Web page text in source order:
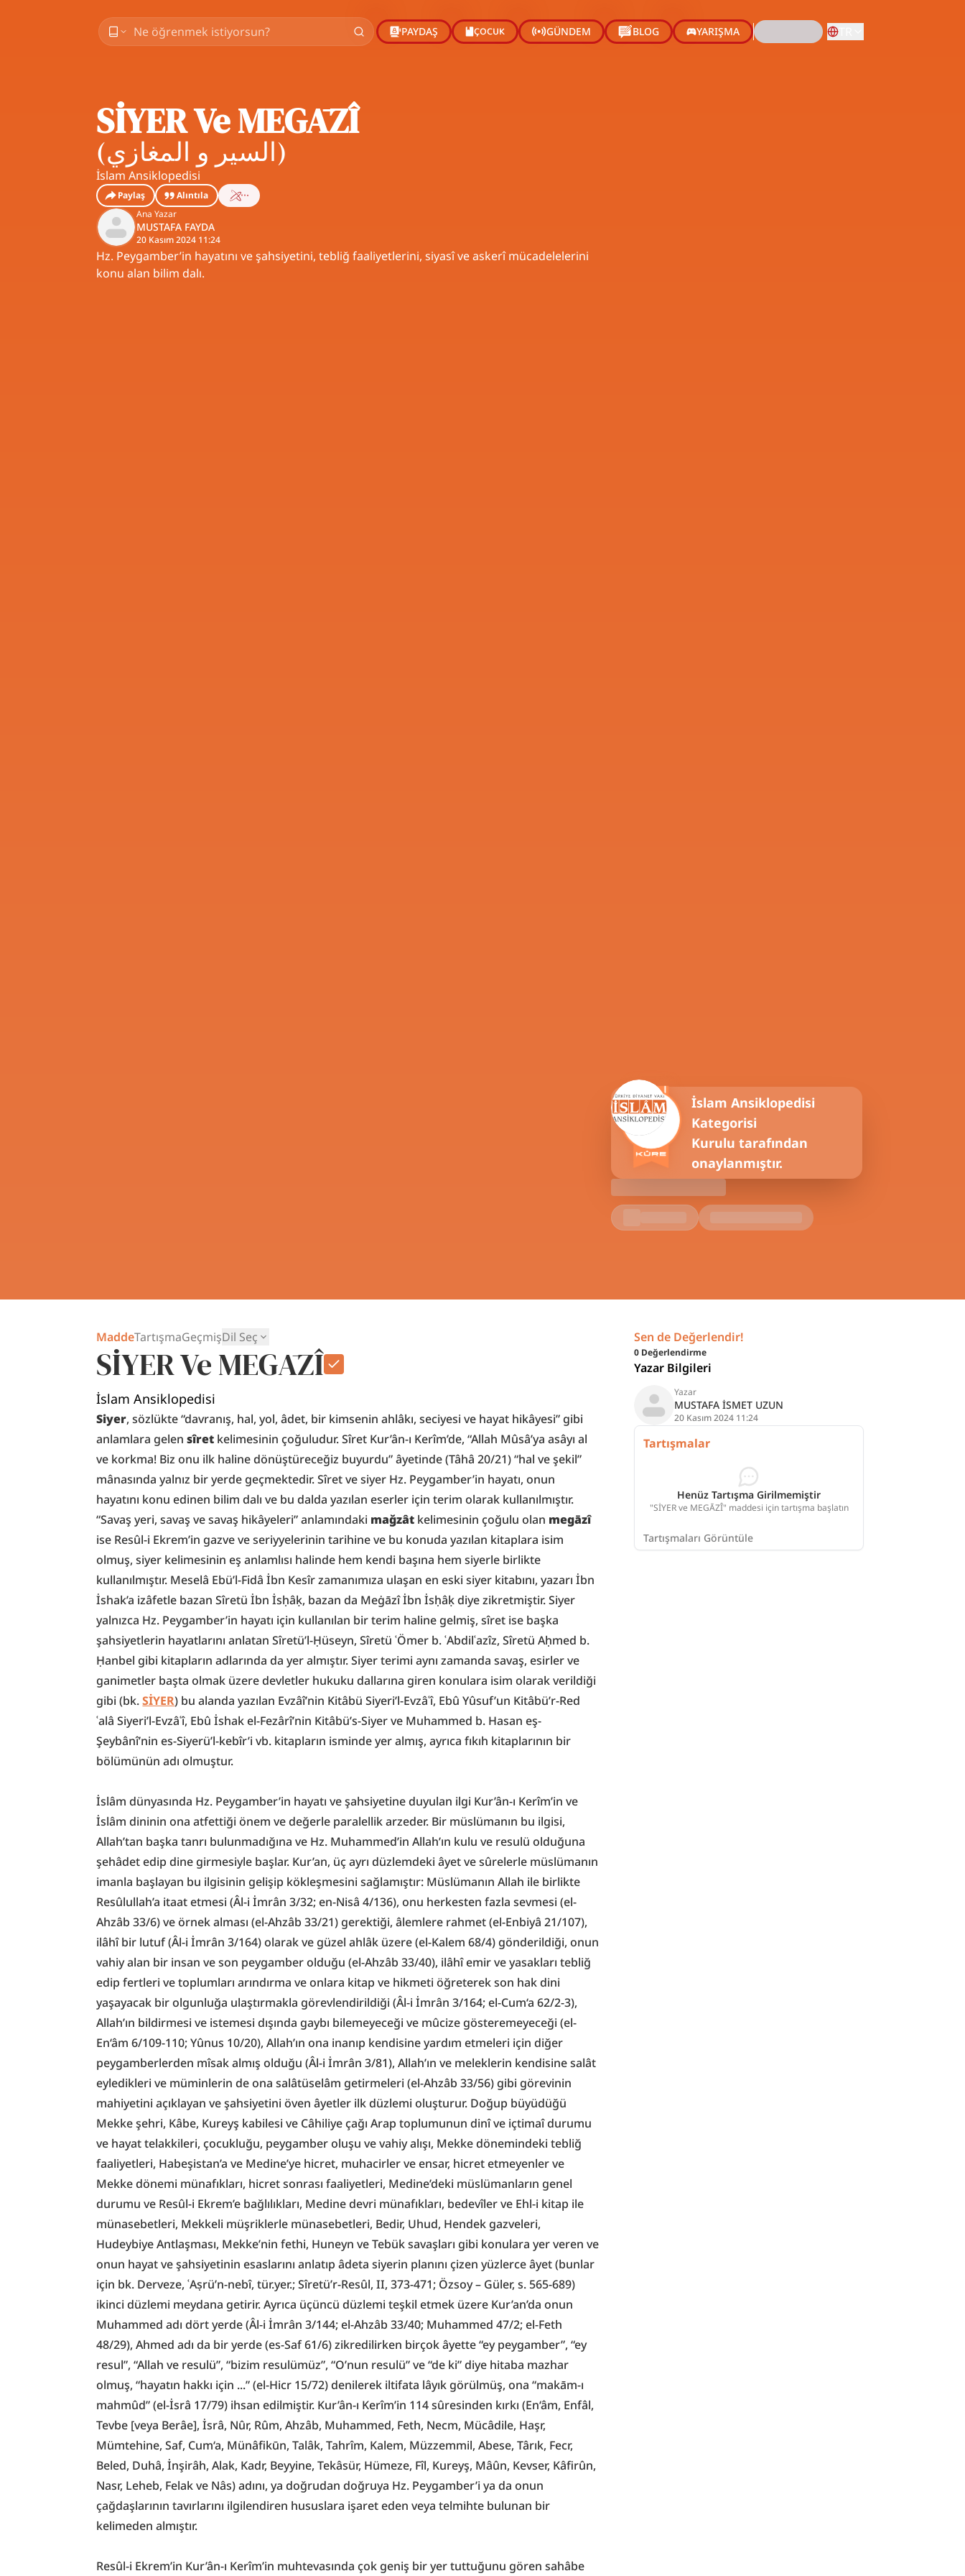
PAYDAŞ ÇOCUK GÜNDEM BLOG YARIŞMA
SİYER Ve MEGĀZÎ
(السير و المغازي)
İslam Ansiklopedisi
Paylaş
Alıntıla
Ana Yazar
MUSTAFA FAYDA
20 Kasım 2024 11:24
Hz. Peygamber’in hayatını ve şahsiyetini, tebliğ faaliyetlerini, siyasî ve askerî mücadelelerini
konu alan bilim dalı.
İslam Ansiklopedisi
Kategorisi
Kurulu tarafından
onaylanmıştır.
MaddeTartışmaGeçmişDil Seç
SİYER Ve MEGĀZÎ
İslam Ansiklopedisi
Siyer, sözlükte “davranış, hal, yol, âdet, bir kimsenin ahlâkı, seciyesi ve hayat hikâyesi” gibi
anlamlara gelen sîret kelimesinin çoğuludur. Sîret Kur’ân-ı Kerîm’de, “Allah Mûsâ’ya asâyı al
ve korkma! Biz onu ilk haline dönüştüreceğiz buyurdu” âyetinde (Tâhâ 20/21) “hal ve şekil”
mânasında yalnız bir yerde geçmektedir. Sîret ve siyer Hz. Peygamber’in hayatı, onun
hayatını konu edinen bilim dalı ve bu dalda yazılan eserler için terim olarak kullanılmıştır.
“Savaş yeri, savaş ve savaş hikâyeleri” anlamındaki mağzât kelimesinin çoğulu olan megāzî
ise Resûl-i Ekrem’in gazve ve seriyyelerinin tarihine ve bu konuda yazılan kitaplara isim
olmuş, siyer kelimesinin eş anlamlısı halinde hem kendi başına hem siyerle birlikte
kullanılmıştır. Meselâ Ebü’l-Fidâ İbn Kesîr zamanımıza ulaşan en eski siyer kitabını, yazarı İbn
İshak’a izâfetle bazan Sîretü İbn İsḥâḳ, bazan da Meġāzî İbn İsḥâḳ diye zikretmiştir. Siyer
yalnızca Hz. Peygamber’in hayatı için kullanılan bir terim haline gelmiş, sîret ise başka
şahsiyetlerin hayatlarını anlatan Sîretü’l-Ḥüseyn, Sîretü ʿÖmer b. ʿAbdilʿazîz, Sîretü Aḥmed b.
Ḥanbel gibi kitapların adlarında da yer almıştır. Siyer terimi aynı zamanda savaş, esirler ve
ganimetler başta olmak üzere devletler hukuku dallarına giren konulara isim olarak verildiği
gibi (bk. SİYER) bu alanda yazılan Evzâî’nin Kitâbü Siyeri’l-Evzâʿî, Ebû Yûsuf’un Kitâbü’r-Red
ʿalâ Siyeri’l-Evzâʿî, Ebû İshak el-Fezârî’nin Kitâbü’s-Siyer ve Muhammed b. Hasan eş-
Şeybânî’nin es-Siyerü’l-kebîr’i vb. kitapların isminde yer almış, ayrıca fıkıh kitaplarının bir
bölümünün adı olmuştur.
İslâm dünyasında Hz. Peygamber’in hayatı ve şahsiyetine duyulan ilgi Kur’ân-ı Kerîm’in ve
İslâm dininin ona atfettiği önem ve değerle paralellik arzeder. Bir müslümanın bu ilgisi,
Allah’tan başka tanrı bulunmadığına ve Hz. Muhammed’in Allah’ın kulu ve resulü olduğuna
şehâdet edip dine girmesiyle başlar. Kur’an, üç ayrı düzlemdeki âyet ve sûrelerle müslümanın
imanla başlayan bu ilgisinin gelişip kökleşmesini sağlamıştır: Müslümanın Allah ile birlikte
Resûlullah’a itaat etmesi (Âl-i İmrân 3/32; en-Nisâ 4/136), onu herkesten fazla sevmesi (el-
Ahzâb 33/6) ve örnek alması (el-Ahzâb 33/21) gerektiği, âlemlere rahmet (el-Enbiyâ 21/107),
ilâhî bir lutuf (Âl-i İmrân 3/164) olarak ve güzel ahlâk üzere (el-Kalem 68/4) gönderildiği, onun
vahiy alan bir insan ve son peygamber olduğu (el-Ahzâb 33/40), ilâhî emir ve yasakları tebliğ
edip fertleri ve toplumları arındırma ve onlara kitap ve hikmeti öğreterek son hak dini
yaşayacak bir olgunluğa ulaştırmakla görevlendirildiği (Âl-i İmrân 3/164; el-Cum‘a 62/2-3),
Allah’ın bildirmesi ve istemesi dışında gaybı bilemeyeceği ve mûcize gösteremeyeceği (el-
En‘âm 6/109-110; Yûnus 10/20), Allah’ın ona inanıp kendisine yardım etmeleri için diğer
peygamberlerden mîsak almış olduğu (Âl-i İmrân 3/81), Allah’ın ve meleklerin kendisine salât
eyledikleri ve müminlerin de ona salâtüselâm getirmeleri (el-Ahzâb 33/56) gibi görevinin
mahiyetini açıklayan ve şahsiyetini öven âyetler ilk düzlemi oluşturur. Doğup büyüdüğü
Mekke şehri, Kâbe, Kureyş kabilesi ve Câhiliye çağı Arap toplumunun dinî ve içtimaî durumu
ve hayat telakkileri, çocukluğu, peygamber oluşu ve vahiy alışı, Mekke dönemindeki tebliğ
faaliyetleri, Habeşistan’a ve Medine’ye hicret, muhacirler ve ensar, hicret etmeyenler ve
Mekke dönemi münafıkları, hicret sonrası faaliyetleri, Medine’deki müslümanların genel
durumu ve Resûl-i Ekrem’e bağlılıkları, Medine devri münafıkları, bedevîler ve Ehl-i kitap ile
münasebetleri, Mekkeli müşriklerle münasebetleri, Bedir, Uhud, Hendek gazveleri,
Hudeybiye Antlaşması, Mekke’nin fethi, Huneyn ve Tebük savaşları gibi konulara yer veren ve
onun hayat ve şahsiyetinin esaslarını anlatıp âdeta siyerin planını çizen yüzlerce âyet (bunlar
için bk. Derveze, ʿAṣrü’n-nebî, tür.yer.; Sîretü’r-Resûl, II, 373-471; Özsoy – Güler, s. 565-689)
ikinci düzlemi meydana getirir. Ayrıca üçüncü düzlemi teşkil etmek üzere Kur’an’da onun
Muhammed adı dört yerde (Âl-i İmrân 3/144; el-Ahzâb 33/40; Muhammed 47/2; el-Feth
48/29), Ahmed adı da bir yerde (es-Saf 61/6) zikredilirken birçok âyette “ey peygamber”, “ey
resul”, “Allah ve resulü”, “bizim resulümüz”, “O’nun resulü” ve “de ki” diye hitaba mazhar
olmuş, “hayatın hakkı için ...” (el-Hicr 15/72) denilerek iltifata lâyık görülmüş, ona “makām-ı
mahmûd” (el-İsrâ 17/79) ihsan edilmiştir. Kur’ân-ı Kerîm’in 114 sûresinden kırkı (En‘âm, Enfâl,
Tevbe [veya Berâe], İsrâ, Nûr, Rûm, Ahzâb, Muhammed, Feth, Necm, Mücâdile, Haşr,
Mümtehine, Saf, Cum‘a, Münâfikūn, Talâk, Tahrîm, Kalem, Müzzemmil, Abese, Târık, Fecr,
Beled, Duhâ, İnşirâh, Alak, Kadr, Beyyine, Tekâsür, Hümeze, Fîl, Kureyş, Mâûn, Kevser, Kâfirûn,
Nasr, Leheb, Felak ve Nâs) adını, ya doğrudan doğruya Hz. Peygamber’i ya da onun
çağdaşlarının tavırlarını ilgilendiren hususlara işaret eden veya telmihte bulunan bir
kelimeden almıştır.
Resûl-i Ekrem’in Kur’ân-ı Kerîm’in muhtevasında çok geniş bir yer tuttuğunu gören sahâbe
Sen de Değerlendir!
0 Değerlendirme
Yazar Bilgileri
Yazar
MUSTAFA İSMET UZUN
20 Kasım 2024 11:24
Tartışmalar
Henüz Tartışma Girilmemiştir
"SİYER ve MEGĀZÎ" maddesi için tartışma başlatın
Tartışmaları Görüntüle